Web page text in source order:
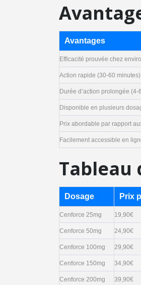
Avantages
Efficacité prouvée chez
Action rapide (30-60 minutes)
Durée d’action prolongée (4-
Disponible en plusieurs
Prix abordable par rapport
Facilement accessible en
Tableau
Dosage Prix
Cenforce 25mg 19,90€
Cenforce 50mg 24,90€
Cenforce 100mg 29,90€
Cenforce 150mg 34,90€
Cenforce 200mg 39,90€